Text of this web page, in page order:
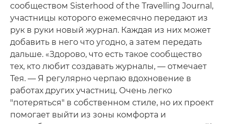
сообществом Sisterhood of the Travelling Journal,
участницы которого ежемесячно передают из
рук в руки новый журнал. Каждая из них может
добавить в него что угодно, а затем передать
дальше. «Здорово, что есть такое сообщество
тех, кто любит создавать журналы, — отмечает
Тея. — Я регулярно черпаю вдохновение в
работах других участниц. Очень легко
"потеряться" в собственном стиле, но их проект
помогает выйти из зоны комфорта и